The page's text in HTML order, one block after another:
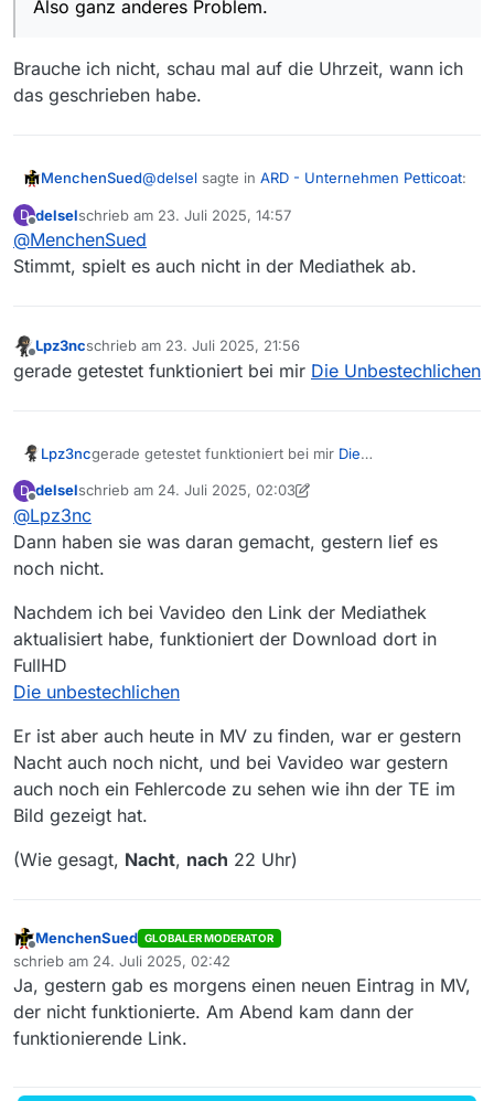
Also ganz anderes Problem.
Also ganz anderes Problem.
Brauche ich nicht, schau mal auf die Uhrzeit, wann ich
das geschrieben habe.
MenchenSued@delsel sagte in ARD - Unternehmen Petticoat:
D
Offline
delselschrieb am 23. Juli 2025, 14:57
zuletzt editiert von
@MenchenSued
Stimmt, spielt es auch nicht in der Mediathek ab.
Offline
Lpz3ncschrieb am 23. Juli 2025, 21:56
zuletzt editiert von
gerade getestet funktioniert bei mir Die Unbestechlichen
Lpz3ncgerade getestet funktioniert bei mir Die
D
Offline
delselschrieb am 24. Juli 2025, 02:03
zuletzt editiert von delsel
@Lpz3nc
Dann haben sie was daran gemacht, gestern lief es
noch nicht.
Nachdem ich bei Vavideo den Link der Mediathek
aktualisiert habe, funktioniert der Download dort in
FullHD
Die unbestechlichen
Er ist aber auch heute in MV zu finden, war er gestern
Nacht auch noch nicht, und bei Vavideo war gestern
auch noch ein Fehlercode zu sehen wie ihn der TE im
Bild gezeigt hat.
(Wie gesagt, Nacht, nach 22 Uhr)
Offline
MenchenSued GLOBALER MODERATOR
schrieb am 24. Juli 2025, 02:42
zuletzt editiert von
Ja, gestern gab es morgens einen neuen Eintrag in MV,
der nicht funktionierte. Am Abend kam dann der
funktionierende Link.